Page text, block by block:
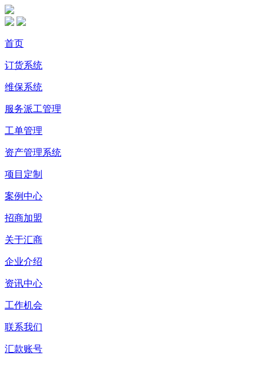
首页
订货系统
维保系统
服务派工管理
工单管理
资产管理系统
项目定制
案例中心
招商加盟
关于汇商
企业介绍
资讯中心
工作机会
联系我们
汇款账号